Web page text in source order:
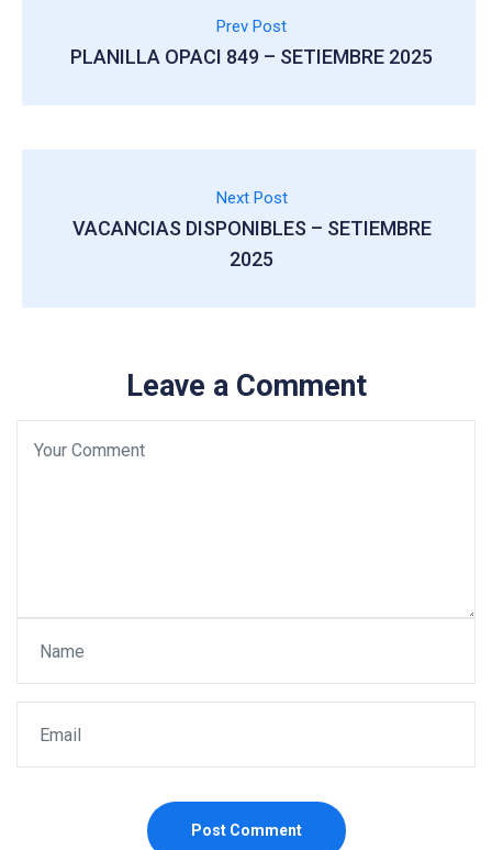
Prev Post
PLANILLA OPACI 849 – SETIEMBRE 2025
Next Post
VACANCIAS DISPONIBLES – SETIEMBRE
2025
Leave a Comment
Post Comment